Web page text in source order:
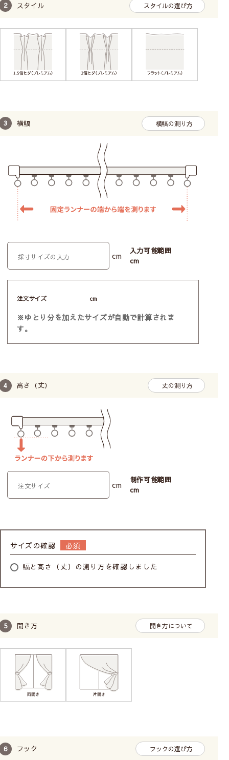
スタイル スタイルの選び方
横幅 横幅の測り方
cm
入力可能範囲
cm
注文サイズ cm
※ゆとり分を加えたサイズが自動で計算されま
す。
高さ（丈） 丈の測り方
cm
制作可能範囲
cm
サイズの確認
幅と高さ（丈）の測り方を確認しました
開き方 開き方について
フック フックの選び方